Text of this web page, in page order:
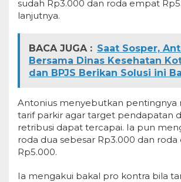
sudah Rp3.000 dan roda empat
lanjutnya.
BACA JUGA : Saat Sosper,
Bersama Dinas Kesehatan
dan BPJS Berikan Solusi ini
Antonius menyebutkan pentingnya
tarif parkir agar target pendapatan
retribusi dapat tercapai. Ia pun
roda dua sebesar Rp3.000 dan
Rp5.000.
Ia mengakui bakal pro kontra bila